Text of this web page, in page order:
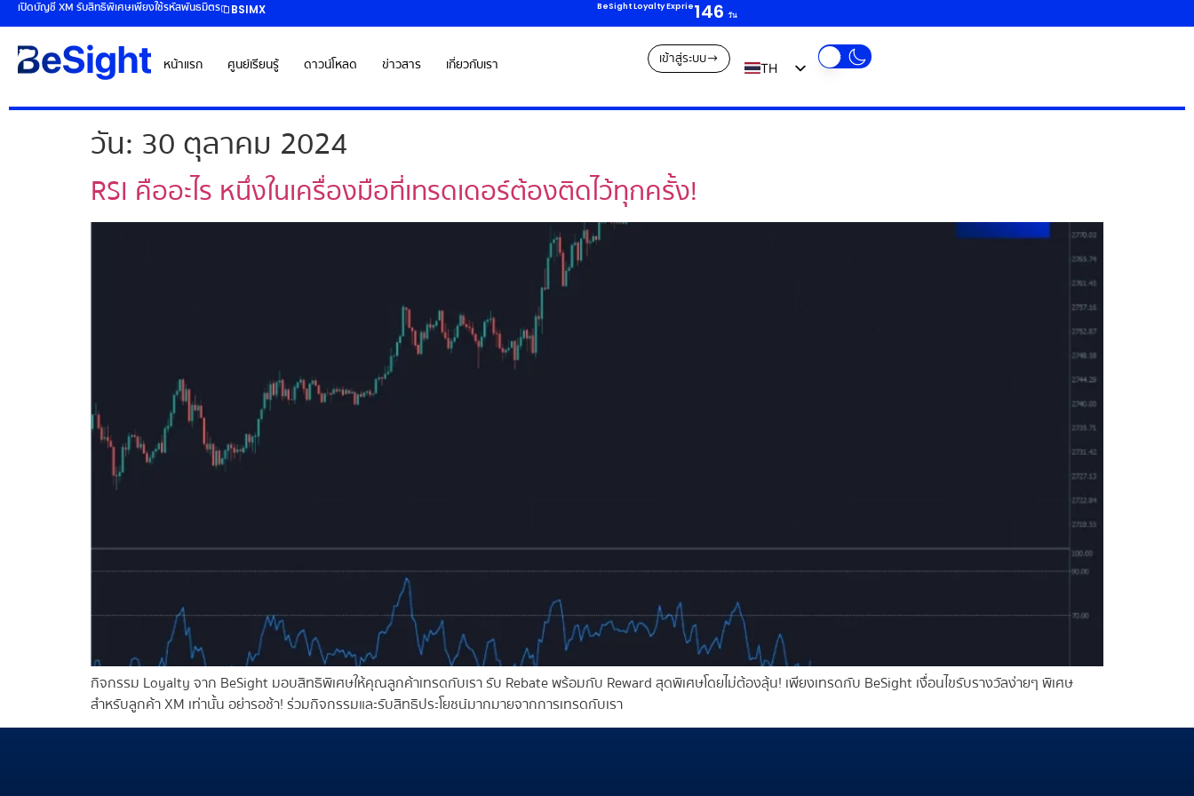
เปิดบัญชี XM รับสิทธิพิเศษเพียงใช้รหัสพันธมิตร BSIMX BeSight Loyalty Exprie146 วัน
หน้าแรก ศูนย์เรียนรู้ ดาวน์โหลด ข่าวสาร เกี่ยวกับเรา เข้าสู่ระบบ
TH
วัน: 30 ตุลาคม 2024
RSI คืออะไร หนึ่งในเครื่องมือที่เทรดเดอร์ต้องติดไว้ทุกครั้ง!
กิจกรรม Loyalty จาก BeSight มอบสิทธิพิเศษให้คุณลูกค้าเทรดกับเรา รับ Rebate พร้อมกับ Reward สุดพิเศษโดยไม่ต้องลุ้น! เพียงเทรดกับ BeSight เงื่อนไขรับรางวัลง่ายๆ พิเศษ
สำหรับลูกค้า XM เท่านั้น อย่ารอช้า! ร่วมกิจกรรมและรับสิทธิประโยชน์มากมายจากการเทรดกับเรา